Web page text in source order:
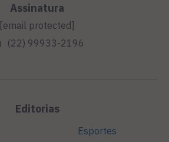
Assinatura
[email protected]
(22) 99933-2196
Editorias
Esportes